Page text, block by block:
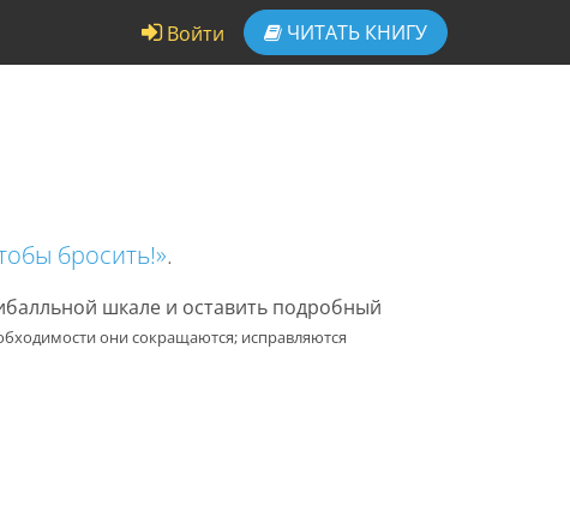
Войти ЧИТАТЬ КНИГУ
бросить!».
шкале и оставить подробный
они сокращаются; исправляются